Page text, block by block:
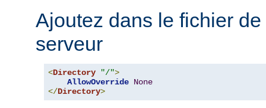
Ajoutez dans le fichier
serveur
<Directory "/">
AllowOverride None
</Directory>